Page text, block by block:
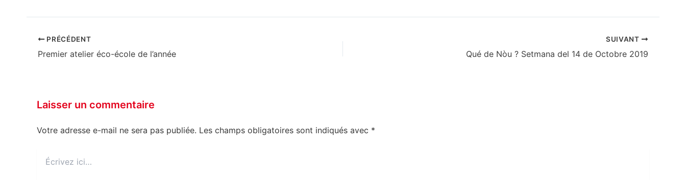
PRÉCÉDENT
Premier atelier éco-école de l’année
SUIVANT
Qué de Nòu ? Setmana del 14 de Octobre 2019
Laisser un commentaire
Votre adresse e-mail ne sera pas publiée. Les champs obligatoires sont indiqués avec *
ici…